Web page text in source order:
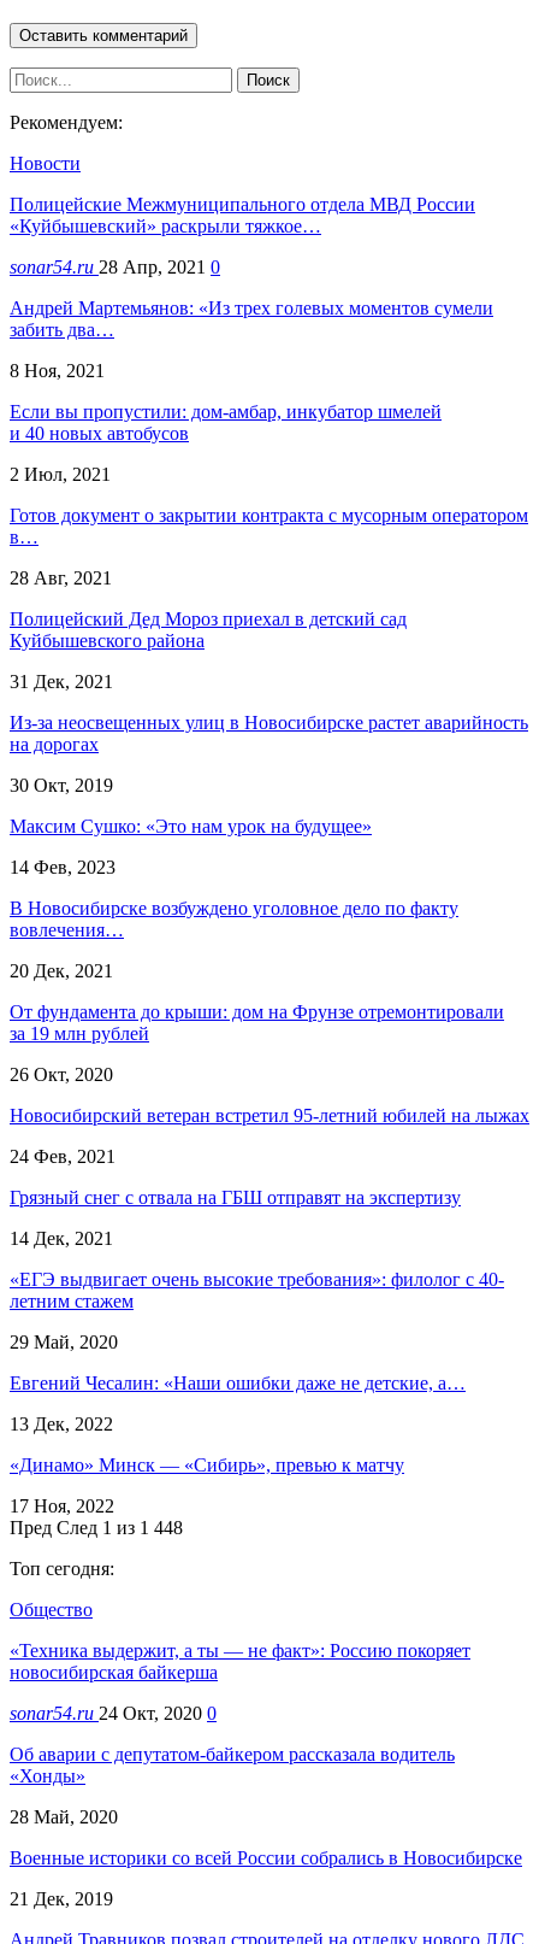
Рекомендуем:
Новости
Полицейские Межмуниципального отдела МВД России
«Куйбышевский» раскрыли тяжкое…
sonar54.ru 28 Апр, 2021 0
Андрей Мартемьянов: «Из трех голевых моментов сумели
забить два…
8 Ноя, 2021
Если вы пропустили: дом-амбар, инкубатор шмелей
и 40 новых автобусов
2 Июл, 2021
Готов документ о закрытии контракта с мусорным оператором
в…
28 Авг, 2021
Полицейский Дед Мороз приехал в детский сад
Куйбышевского района
31 Дек, 2021
Из-за неосвещенных улиц в Новосибирске растет аварийность
на дорогах
30 Окт, 2019
Максим Сушко: «Это нам урок на будущее»
14 Фев, 2023
В Новосибирске возбуждено уголовное дело по факту
вовлечения…
20 Дек, 2021
От фундамента до крыши: дом на Фрунзе отремонтировали
за 19 млн рублей
26 Окт, 2020
Новосибирский ветеран встретил 95-летний юбилей на лыжах
24 Фев, 2021
Грязный снег с отвала на ГБШ отправят на экспертизу
14 Дек, 2021
«ЕГЭ выдвигает очень высокие требования»: филолог с 40-
летним стажем
29 Май, 2020
Евгений Чесалин: «Наши ошибки даже не детские, а…
13 Дек, 2022
«Динамо» Минск — «Сибирь», превью к матчу
17 Ноя, 2022
Пред След 1 из 1 448
Топ сегодня:
Общество
«Техника выдержит, а ты — не факт»: Россию покоряет
новосибирская байкерша
sonar54.ru 24 Окт, 2020 0
Об аварии с депутатом-байкером рассказала водитель
«Хонды»
28 Май, 2020
Военные историки со всей России собрались в Новосибирске
21 Дек, 2019
Андрей Травников позвал строителей на отделку нового ЛДС